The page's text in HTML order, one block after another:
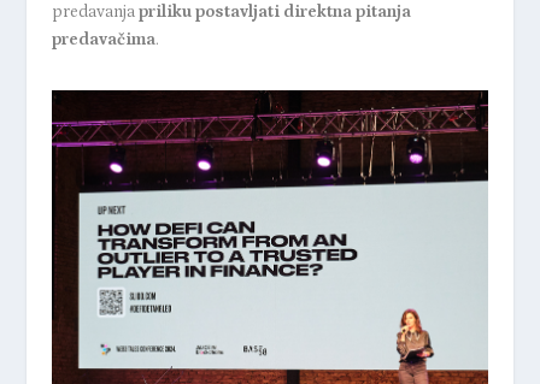
predavanjapriliku postavljati direktna pitanja
predavačima.